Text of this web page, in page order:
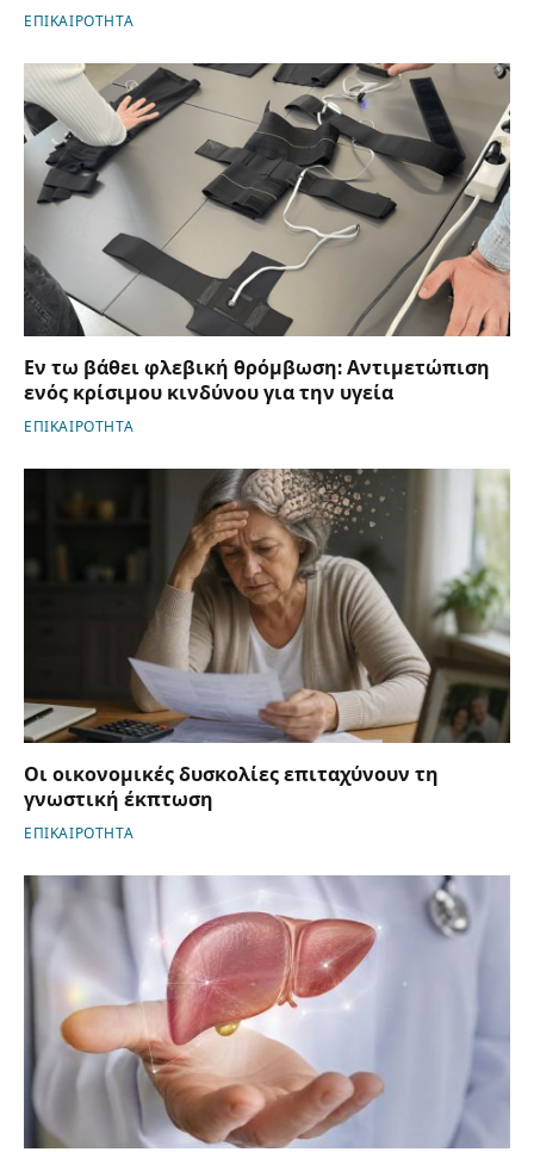
ΕΠΙΚΑΙΡΟΤΗΤΑ
Εν τω βάθει φλεβική θρόμβωση: Αντιμετώπιση
ενός κρίσιμου κινδύνου για την υγεία
ΕΠΙΚΑΙΡΟΤΗΤΑ
Οι οικονομικές δυσκολίες επιταχύνουν τη
γνωστική έκπτωση
ΕΠΙΚΑΙΡΟΤΗΤΑ